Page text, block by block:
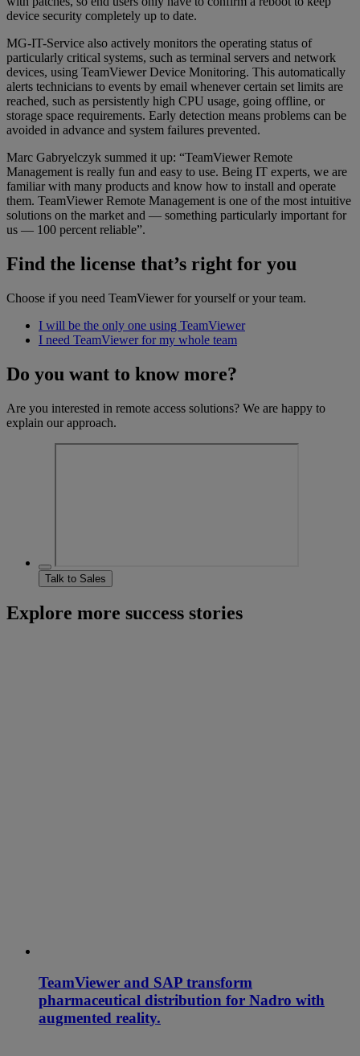
device security completely up to date.
MG-IT-Service also actively monitors the operating status of
particularly critical systems, such as terminal servers and network
devices, using TeamViewer Device Monitoring. This automatically
alerts technicians to events by email whenever certain set limits are
reached, such as persistently high CPU usage, going offline, or
storage space requirements. Early detection means problems can be
avoided in advance and system failures prevented.
Marc Gabryelczyk summed it up: “TeamViewer Remote
Management is really fun and easy to use. Being IT experts, we are
familiar with many products and know how to install and operate
them. TeamViewer Remote Management is one of the most intuitive
solutions on the market and — something particularly important for
us — 100 percent reliable”.
Find the license that’s right for you
Choose if you need TeamViewer for yourself or your team.
I will be the only one using TeamViewer
I need TeamViewer for my whole team
Do you want to know more?
Are you interested in remote access solutions? We are happy to
explain our approach.
Talk to Sales
Explore more success stories
TeamViewer and SAP transform
pharmaceutical distribution for Nadro with
augmented reality.